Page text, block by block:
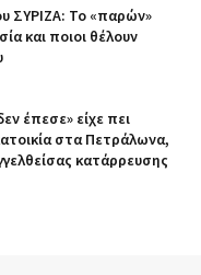
ΣΥΡΙΖΑ: Το «παρών»
και ποιοι θέλουν
έπεσε» είχε πει
στα Πετράλωνα,
κατάρρευσης